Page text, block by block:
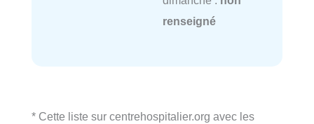
renseigné
* Cette liste sur centrehospitalier.org avec les